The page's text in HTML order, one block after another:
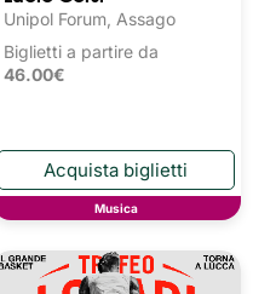
Unipol Forum, Assago
Biglietti a partire da
46.00€
Musica